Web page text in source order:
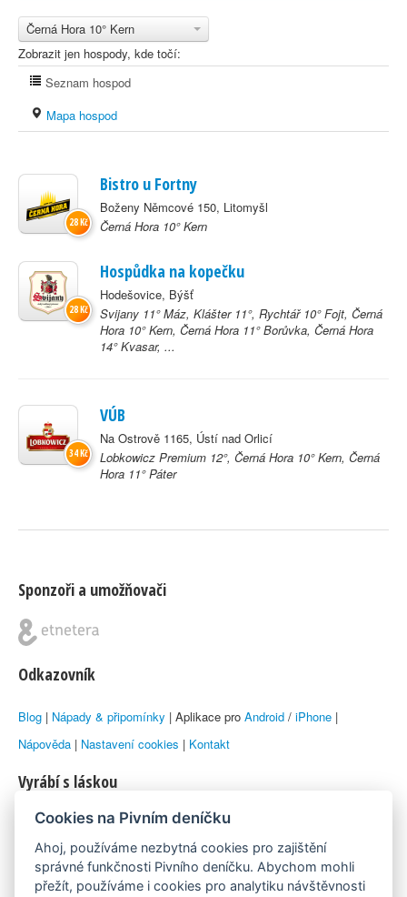
Černá Hora 10° Kern
Zobrazit jen hospody, kde točí:
Seznam hospod
Mapa hospod
Bistro u Fortny
Boženy Němcové 150, Litomyšl
Černá Hora 10° Kern
28 Kč
Hospůdka na kopečku
Hodešovice, Býšť
Svijany 11° Máz, Klášter 11°, Rychtář 10° Fojt, Černá
Hora 10° Kern, Černá Hora 11° Borůvka, Černá Hora
14° Kvasar, ...
28 Kč
VÚB
Na Ostrově 1165, Ústí nad Orlicí
Lobkowicz Premium 12°, Černá Hora 10° Kern, Černá
Hora 11° Páter
34 Kč
Sponzoři a umožňovači
Odkazovník
Blog | Nápady & připomínky | Aplikace pro Android / iPhone |
Nápověda | Nastavení cookies | Kontakt
Vyrábí s láskou
© 2010–2026 byLukáš Zemanaka Emka
Máme rádi
Cookies na Pivním deníčku
Ahoj, používáme nezbytná cookies pro zajištění
správné funkčnosti Pivního deníčku. Abychom mohli
přežít, používáme i cookies pro analytiku návštěvnosti